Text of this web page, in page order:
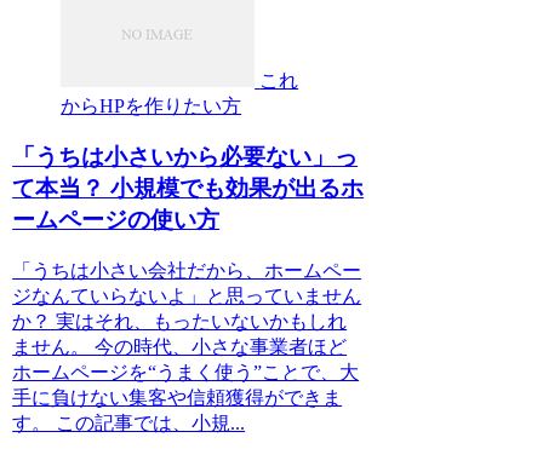
これ
からHPを作りたい方
「うちは小さいから必要ない」っ
て本当？ 小規模でも効果が出るホ
ームページの使い方
「うちは小さい会社だから、ホームペー
ジなんていらないよ」と思っていません
か？ 実はそれ、もったいないかもしれ
ません。 今の時代、小さな事業者ほど
ホームページを“うまく使う”ことで、大
手に負けない集客や信頼獲得ができま
す。 この記事では、小規...